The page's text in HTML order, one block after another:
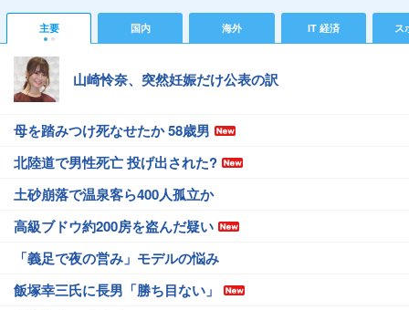
主要 国内 海外 IT 経済 ス
山崎怜奈、突然妊娠だけ公表の訳
母を踏みつけ死なせたか 58歳男
北陸道で男性死亡 投げ出された?
土砂崩落で温泉客ら400人孤立か
高級ブドウ約200房を盗んだ疑い
「義足で夜の営み」モデルの悩み
飯塚幸三氏に長男「勝ち目ない」